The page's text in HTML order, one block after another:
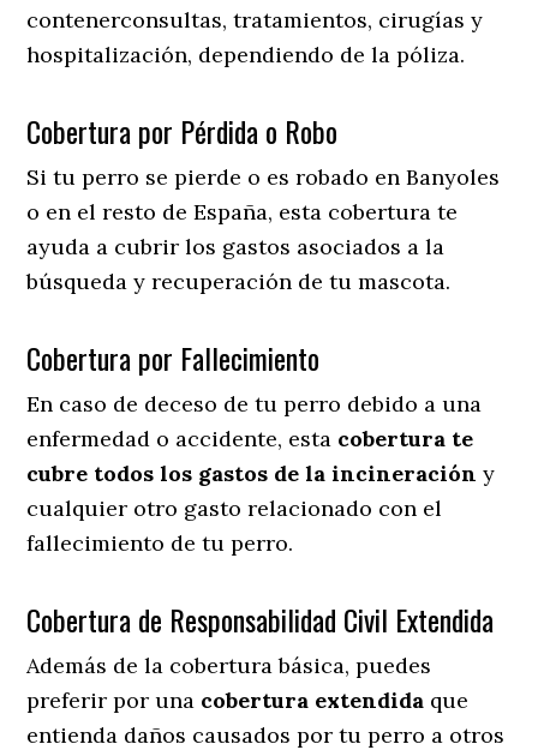
contenerconsultas, tratamientos, cirugías y
hospitalización, dependiendo de la póliza.
Cobertura por Pérdida o Robo
Si tu perro se pierde o es robado en Banyoles
o en el resto de España, esta cobertura te
ayuda a cubrir los gastos asociados a la
búsqueda y recuperación de tu mascota.
Cobertura por Fallecimiento
En caso de deceso de tu perro debido a una
enfermedad o accidente, esta cobertura te
cubre todos los gastos de la incineración y
cualquier otro gasto relacionado con el
fallecimiento de tu perro.
Cobertura de Responsabilidad Civil Extendida
Además de la cobertura básica, puedes
preferir por una cobertura extendida que
entienda daños causados por tu perro a otros